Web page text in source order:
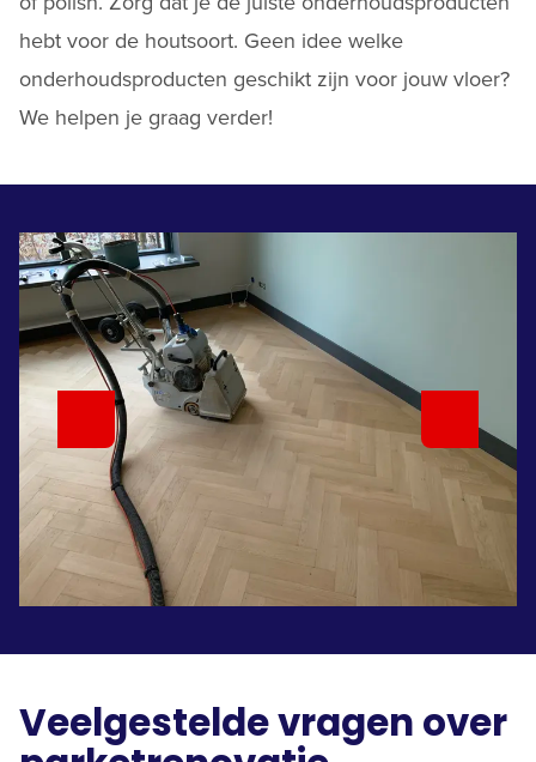
hebt voor de houtsoort. Geen idee welke
onderhoudsproducten geschikt zijn voor jouw vloer?
We helpen je graag verder!
Veelgestelde vragen over